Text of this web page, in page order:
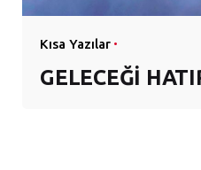
Kısa Yazılar
GELECEĞİ